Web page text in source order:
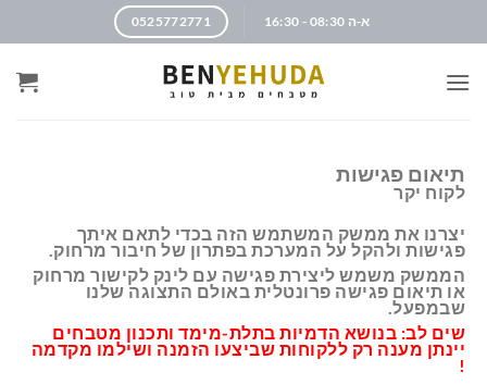
א-ה 08:30 - 16:30 0525772771
תיאום פגישות
לקוח יקר
יצרנו את ממשק המשתמש הזה בכדי לתאם איתך
פגישות ולהקל על המערכת בפתרון של חיבור מרחוק.
הממשק משמש ליצירת פגישה עם לינק לקישור מרחוק
או תיאום פגישה פרונטלית באולם התצוגה שלנו
שבמפעל.
שים לב: בנושא הדמיות בתלת-מימד ותכנון מטבחים
יינתן מענה רק ללקוחות שביצעו הזמנה ושילמו מקדמה
!